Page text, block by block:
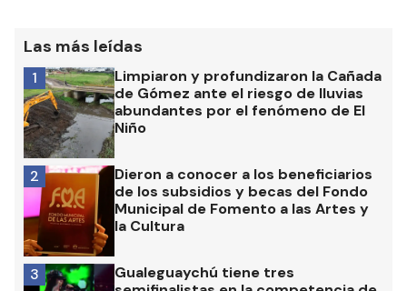
Las más leídas
Limpiaron y profundizaron la Cañada
de Gómez ante el riesgo de lluvias
abundantes por el fenómeno de El
Niño
1
Dieron a conocer a los beneficiarios
de los subsidios y becas del Fondo
Municipal de Fomento a las Artes y
la Cultura
2
Gualeguaychú tiene tres
3